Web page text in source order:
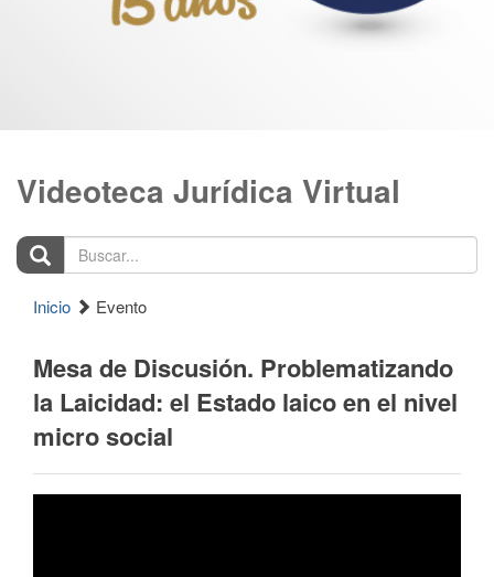
Videoteca Jurídica Virtual
Buscar...
Inicio Evento
Mesa de Discusión. Problematizando
la Laicidad: el Estado laico en el nivel
micro social